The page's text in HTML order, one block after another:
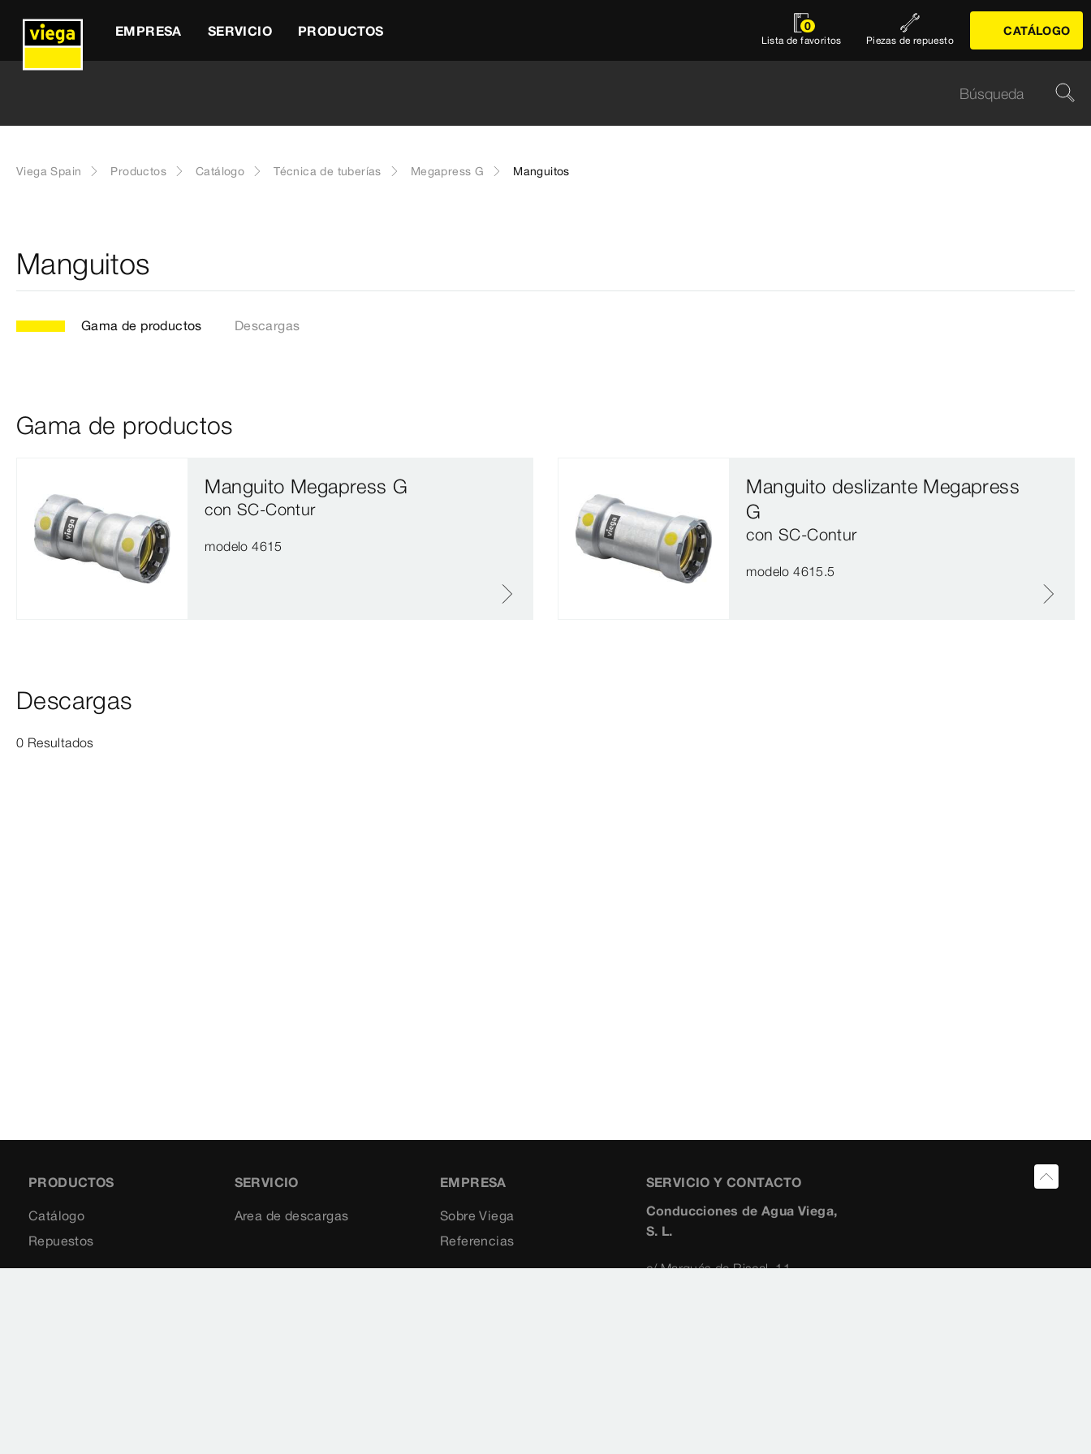
EMPRESA SERVICIO PRODUCTOS 0
Lista de favoritos Piezas de repuesto
CATÁLOGO
Viega Spain Productos Catálogo Técnica de tuberías Megapress G Manguitos
Manguitos
Gama de productos Descargas
Gama de productos
Manguito Megapress G
con SC‑Contur
modelo 4615
Manguito deslizante Megapress
G
con SC‑Contur
modelo 4615.5
Descargas
0 Resultados
PRODUCTOS
Catálogo
Repuestos
SERVICIO
Area de descargas
EMPRESA
Sobre Viega
Referencias
SERVICIO Y CONTACTO
Conducciones de Agua Viega,
S. L.
c/ Marqués de Riscal, 11-